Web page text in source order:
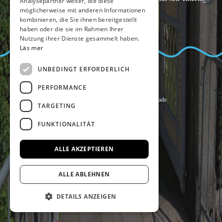
© Copyright 2014 Kalmar Sjömanshem, alla rättigheter reserverade
möglicherweise mit anderen Informationen
kombinieren, die Sie ihnen bereitgestellt
haben oder die sie im Rahmen Ihrer
Nutzung ihrer Dienste gesammelt haben.
Läs mer
UNBEDINGT ERFORDERLICH
PERFORMANCE
TARGETING
FUNKTIONALITÄT
ALLE AKZEPTIEREN
ALLE ABLEHNEN
DETAILS ANZEIGEN